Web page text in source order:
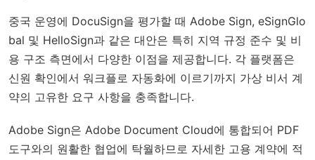
중국 운영에 DocuSign을 평가할 때 Adobe Sign, eSignGlo
bal 및 HelloSign과 같은 대안은 특히 지역 규정 준수 및 비
용 구조 측면에서 다양한 이점을 제공합니다. 각 플랫폼은
신원 확인에서 워크플로 자동화에 이르기까지 가상 비서 계
약의 고유한 요구 사항을 충족합니다.
Adobe Sign은 Adobe Document Cloud에 통합되어 PDF
도구와의 원활한 협업에 탁월하므로 자세한 고용 계약에 적